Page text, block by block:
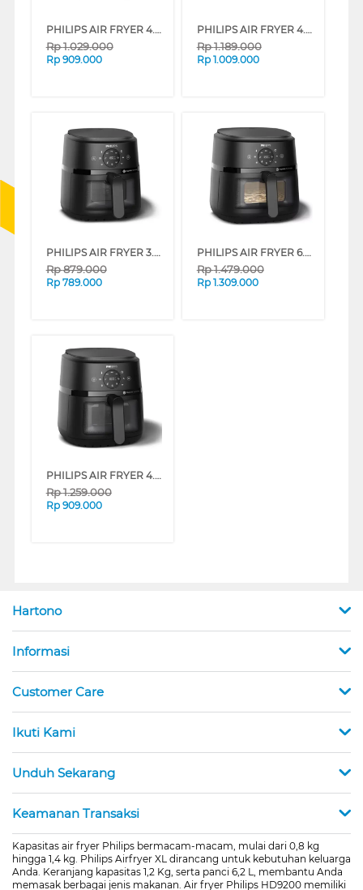
PHILIPS AIR FRYER 4.2 L 1000 SERIES NA120/00
Rp1.029.000
Rp 909.000
PHILIPS AIR FRYER 4.2 L NA221/10
Rp1.189.000
Rp 1.009.000
PHILIPS AIR FRYER 3.2 L NA210/00
Rp879.000
Rp 789.000
PHILIPS AIR FRYER 6.2 L 2000 SERIES NA230/00
Rp1.479.000
Rp 1.309.000
PHILIPS AIR FRYER 4.2 L 2000 SERIES NA220/00
Rp1.259.000
Rp 909.000
Hartono
Informasi
Customer Care
Ikuti Kami
Unduh Sekarang
Keamanan Transaksi
Kapasitas air fryer Philips bermacam-macam, mulai dari 0,8 kg
hingga 1,4 kg. Philips Airfryer XL dirancang untuk kebutuhan keluarga
Anda. Keranjang kapasitas 1,2 Kg, serta panci 6,2 L, membantu Anda
memasak berbagai jenis makanan. Air fryer Philips HD9200 memiliki